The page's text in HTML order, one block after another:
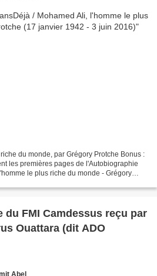
du monde, par Grégory Protche Bonus :
les premières pages de l'Autobiographie
le plus riche du monde - Grégory
du FMI Camdessus reçu par
Ouattara (dit ADO
Abel